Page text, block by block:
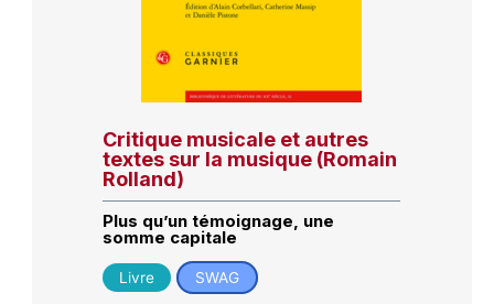
Critique musicale et autres
textes sur la musique (Romain
Rolland)
Plus qu’un témoignage, une
somme capitale
Livre SWAG